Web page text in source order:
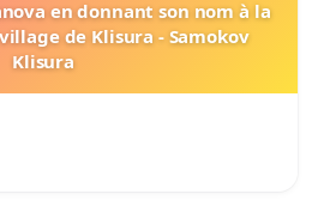
en donnant son nom à la
de Klisura - Samokov
Klisura